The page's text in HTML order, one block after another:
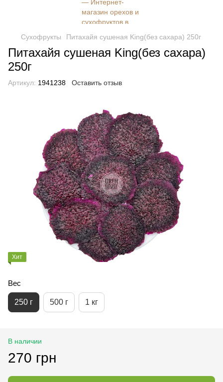
Сухофрукты Питахайя сушеная King(без сахара) 250г
Питахайя сушеная King(без сахара)
250г
Артикул: 1941238 Оставить отзыв
Хит
Вес
250 г 500 г 1 кг
В наличии
270 грн